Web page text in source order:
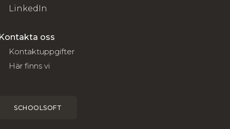
LinkedIn
oss
Kontaktuppgifter
Här finns vi
SCHOOLSOFT